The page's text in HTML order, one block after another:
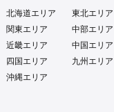
北海道エリア
東北エリア
関東エリア
中部エリア
近畿エリア
中国エリア
四国エリア
九州エリア
沖縄エリア